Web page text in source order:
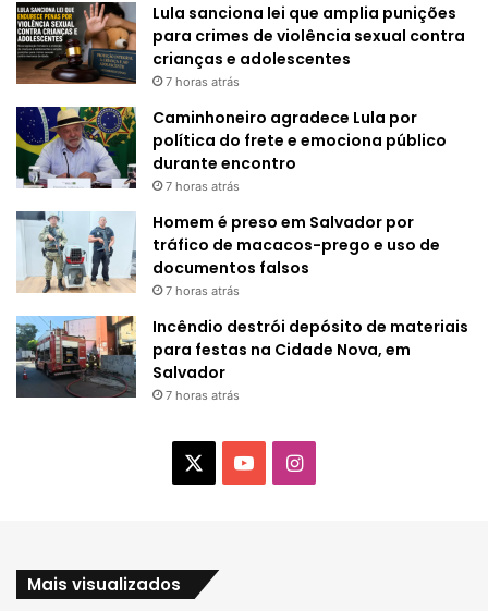
Lula sanciona lei que amplia punições
para crimes de violência sexual contra
crianças e adolescentes
7 horas atrás
Caminhoneiro agradece Lula por
política do frete e emociona público
durante encontro
7 horas atrás
Homem é preso em Salvador por
tráfico de macacos-prego e uso de
documentos falsos
7 horas atrás
Incêndio destrói depósito de materiais
para festas na Cidade Nova, em
Salvador
7 horas atrás
I
Mais visualizados